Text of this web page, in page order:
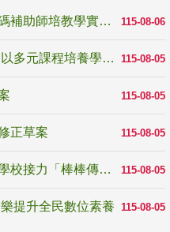
115-08-06
深化師培與現場連結！教育部加碼補助師培教學實踐研究 10月師培國際研討會交流教學實踐經驗
115-08-05
國教署「全國高中暑期研習營」 以多元課程培養學生瞭解誠信專業與倫理價值
115-08-05
115-08-05
正草案
115-08-05
學校藝術嘉年華圓滿落幕，假日學校接力「棒棒傳美感」
115-08-05
提升全民數位素養